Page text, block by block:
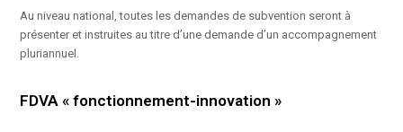
Au niveau national,toutes les demandes de subvention seront à
présenter et instruites au titre d’une demande d’un accompagnement
pluriannuel.
FDVA « fonctionnement-innovation »